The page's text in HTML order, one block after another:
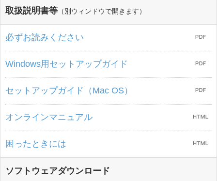
取扱説明書等 （別ウィンドウで開きます）
必ずお読みください
Windows用セットアップガイド
セットアップガイド（Mac OS）
オンラインマニュアル
困ったときには
ソフトウェアダウンロード